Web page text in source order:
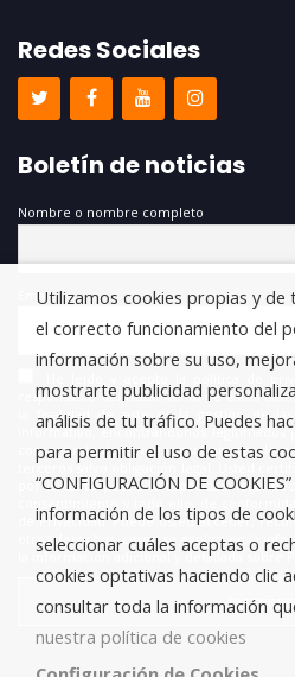
Redes Sociales
Boletín de noticias
Nombre o nombre completo
Email
responsable del tratamiento de estos datos
la finalidad de este es la gestión de
informativo, encontrándonos legitimados
consentimiento que nos está otorgando
terceros salvo obligación legal. Usted
por lo tanto posee la capacidad legal
de Privacidad. Puede usted acceder,
otros derechos, como se explica en la
la información adicional y detallada sobre
Utilizamos cookies propias y
el correcto funcionamiento del
información sobre su uso,
mostrarte publicidad
análisis de tu tráfico. Puedes
para permitir el uso de estas
“CONFIGURACIÓN DE
información de los tipos de
seleccionar cuáles aceptas o
cookies optativas haciendo clic
consultar toda la información
nuestra política de cookies